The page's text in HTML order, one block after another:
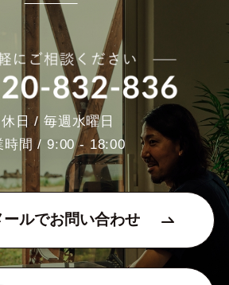
日 / 毎週水曜日
時間 / 9:00 - 18:00
ールでお問い合わせ